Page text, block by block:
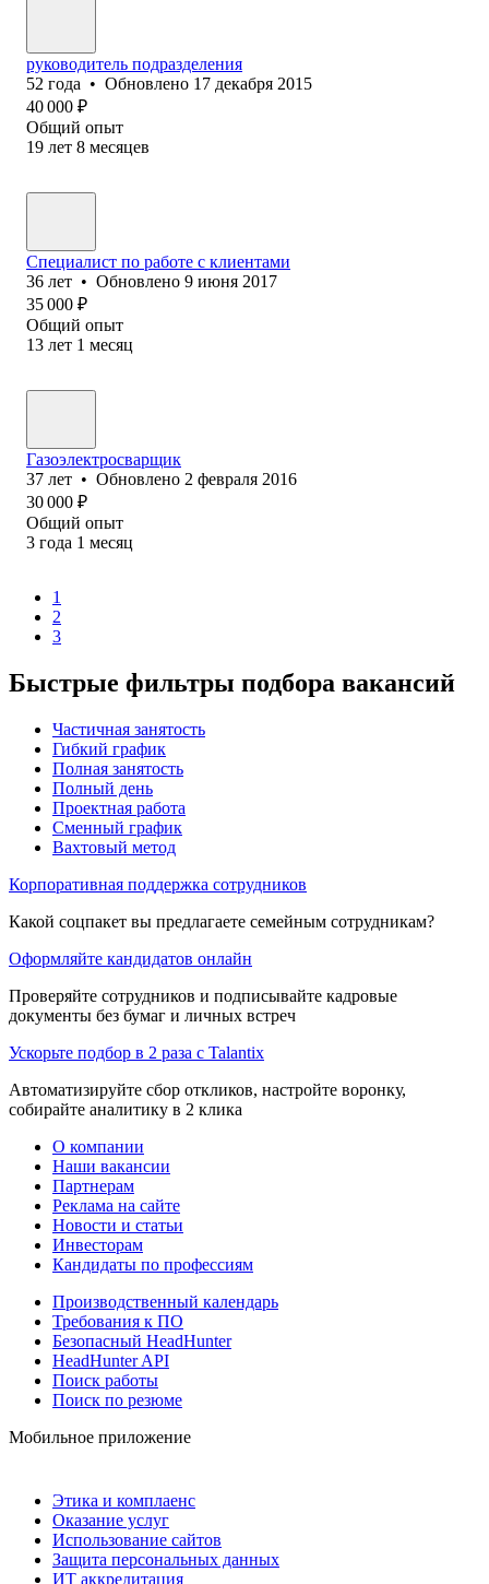
руководитель подразделения
52 года • Обновлено 17 декабря 2015
40 000 ₽
Общий опыт
19 лет 8 месяцев
Специалист по работе с клиентами
36 лет • Обновлено 9 июня 2017
35 000 ₽
Общий опыт
13 лет 1 месяц
Газоэлектросварщик
37 лет • Обновлено 2 февраля 2016
30 000 ₽
Общий опыт
3 года 1 месяц
1
2
3
Быстрые фильтры подбора вакансий
Частичная занятость
Гибкий график
Полная занятость
Полный день
Проектная работа
Сменный график
Вахтовый метод
Корпоративная поддержка сотрудников
Какой соцпакет вы предлагаете семейным сотрудникам?
Оформляйте кандидатов онлайн
Проверяйте сотрудников и подписывайте кадровые
документы без бумаг и личных встреч
Ускорьте подбор в 2 раза с Talantix
Автоматизируйте сбор откликов, настройте воронку,
собирайте аналитику в 2 клика
О компании
Наши вакансии
Партнерам
Реклама на сайте
Новости и статьи
Инвесторам
Кандидаты по профессиям
Производственный календарь
Требования к ПО
Безопасный HeadHunter
HeadHunter API
Поиск работы
Поиск по резюме
Мобильное приложение
Этика и комплаенс
Оказание услуг
Использование сайтов
Защита персональных данных
ИТ аккредитация